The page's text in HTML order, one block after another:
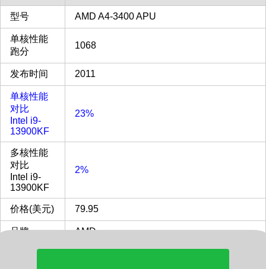
型号 AMD A4-3400 APU
单核性能
跑分
1068
发布时间 2011
单核性能
对比
Intel i9-
13900KF
23%
多核性能
对比
Intel i9-
13900KF
2%
价格(美元) 79.95
品牌 AMD
多核评分